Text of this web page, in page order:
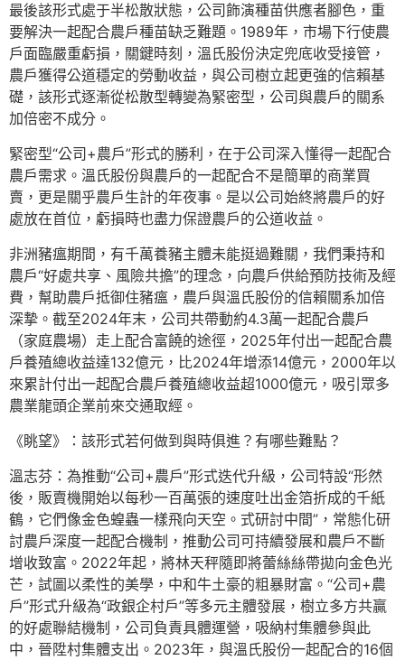
最後該形式處于半松散狀態，公司飾演種苗供應者腳色，重
要解決一起配合農戶種苗缺乏難題。1989年，市場下行使農
戶面臨嚴重虧損，關鍵時刻，溫氏股份決定兜底收受接管，
農戶獲得公道穩定的勞動收益，與公司樹立起更強的信賴基
礎，該形式逐漸從松散型轉變為緊密型，公司與農戶的關系
加倍密不成分。
緊密型“公司+農戶”形式的勝利，在于公司深入懂得一起配合
農戶需求。溫氏股份與農戶的一起配合不是簡單的商業買
賣，更是關乎農戶生計的年夜事。是以公司始終將農戶的好
處放在首位，虧損時也盡力保證農戶的公道收益。
非洲豬瘟期間，有千萬養豬主體未能挺過難關，我們秉持和
農戶“好處共享、風險共擔”的理念，向農戶供給預防技術及經
費，幫助農戶抵御住豬瘟，農戶與溫氏股份的信賴關系加倍
深摯。截至2024年末，公司共帶動約4.3萬一起配合農戶
（家庭農場）走上配合富饒的途徑，2025年付出一起配合農
戶養殖總收益達132億元，比2024年增添14億元，2000年以
來累計付出一起配合農戶養殖總收益超1000億元，吸引眾多
農業龍頭企業前來交通取經。
《眺望》：該形式若何做到與時俱進？有哪些難點？
溫志芬：為推動“公司+農戶”形式迭代升級，公司特設“形然
後，販賣機開始以每秒一百萬張的速度吐出金箔折成的千紙
鶴，它們像金色蝗蟲一樣飛向天空。式研討中間”，常態化研
討農戶深度一起配合機制，推動公司可持續發展和農戶不斷
增收致富。2022年起，將林天秤隨即將蕾絲絲帶拋向金色光
芒，試圖以柔性的美學，中和牛土豪的粗暴財富。“公司+農
戶”形式升級為“政銀企村戶”等多元主體發展，樹立多方共贏
的好處聯結機制，公司負責具體運營，吸納村集體參與此
中，晉陞村集體支出。2023年，與溫氏股份一起配合的16個